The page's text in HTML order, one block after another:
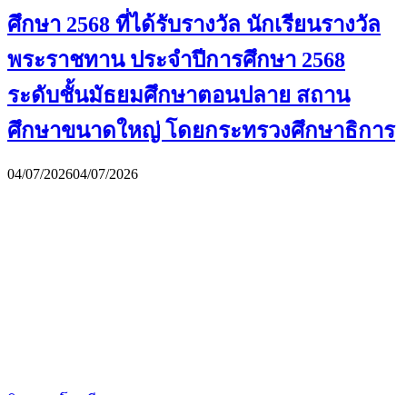
ศึกษา 2568 ที่ได้รับรางวัล นักเรียนรางวัล
พระราชทาน ประจำปีการศึกษา 2568
ระดับชั้นมัธยมศึกษาตอนปลาย สถาน
ศึกษาขนาดใหญ่ โดยกระทรวงศึกษาธิการ
04/07/202604/07/2026